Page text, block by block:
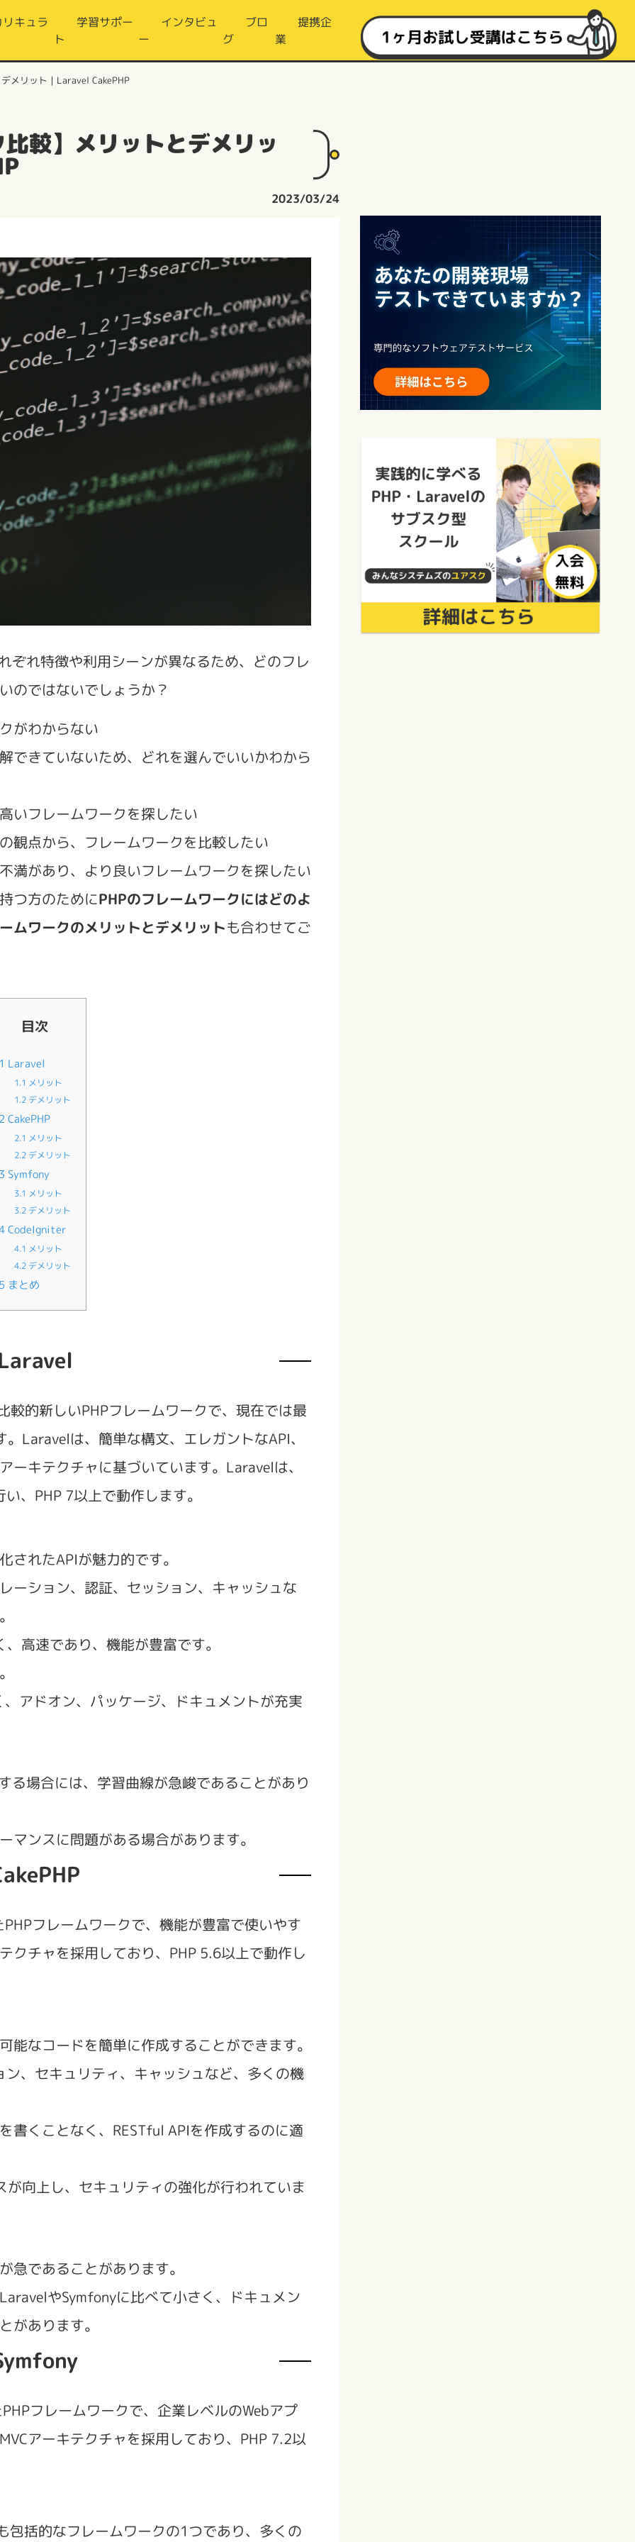
リキュラ
学習サポー
ト
インタビュ
ー
ブロ
グ
提携企
業
メリット｜Laravel CakePHP
比較】メリットとデメリッ
2023/03/24
ぞれ特徴や利用シーンが異なるため、どのフレ
のではないでしょうか？
がわからない
できていないため、どれを選んでいいかわから
いフレームワークを探したい
観点から、フレームワークを比較したい
満があり、より良いフレームワークを探したい
つ方のためにPHPのフレームワークにはどのよ
ムワークのメリットとデメリットも合わせてご
目次
1 Laravel
1.1 メリット
1.2 デメリット
2 CakePHP
2.1 メリット
2.2 デメリット
3 Symfony
3.1 メリット
3.2 デメリット
CodeIgniter
4.1 メリット
4.2 デメリット
5 まとめ
的新しいPHPフレームワークで、現在では最
Laravelは、簡単な構文、エレガントなAPI、
ーキテクチャに基づいています。Laravelは、
、PHP 7以上で動作します。
されたAPIが魅力的です。
ーション、認証、セッション、キャッシュな
高速であり、機能が豊富です。
アドオン、パッケージ、ドキュメントが充実
る場合には、学習曲線が急峻であることがあり
マンスに問題がある場合があります。
フレームワークで、機能が豊富で使いやす
クチャを採用しており、PHP 5.6以上で動作し
能なコードを簡単に作成することができます。
ン、セキュリティ、キャッシュなど、多くの機
書くことなく、RESTful APIを作成するのに適
向上し、セキュリティの強化が行われていま
急であることがあります。
やSymfonyに比べて小さく、ドキュメン
があります。
フレームワークで、企業レベルのWebアプ
アーキテクチャを採用しており、PHP 7.2以
包括的なフレームワークの1つであり、多くの